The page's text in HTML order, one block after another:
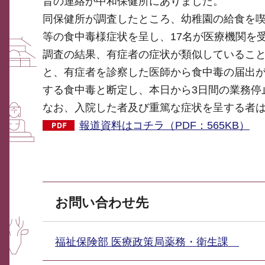
同保健所が調査したところ、幼稚園の給食を
等の食中毒様症状を呈し、17名が医療機関を
調査の結果、有症者の症状が類似しているこ
と、有症者を診察した医師から食中毒の届出
する食中毒と断定し、本日から3日間の業務
なお、入院した者及び重篤な症状を呈する者
報道資料はコチラ（PDF：565KB）
お問い合わせ先
福祉保険部 医療政策局薬務・衛生課